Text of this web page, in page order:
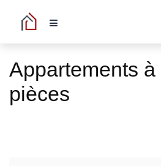
Appartements
pièces